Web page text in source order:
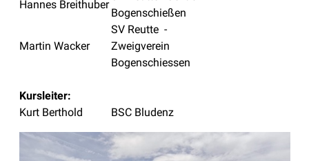
Hannes Breithuber
Bogenschießen
Martin Wacker
SV Reutte -
Zweigverein
Bogenschiessen
Kursleiter:
Kurt Berthold
BSC Bludenz